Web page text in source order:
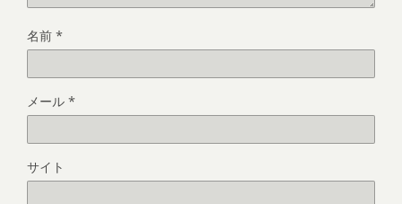
名前 *
メール *
サイト